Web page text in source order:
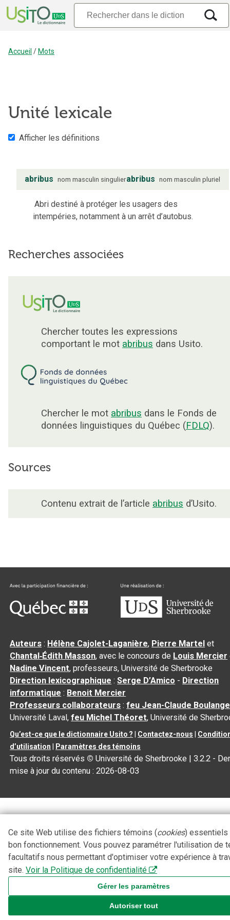
Accueil / Mots
Unité lexicale
Afficher les définitions
abribus nom masculin singulierabribus nom masculin pluriel
Abri destiné à protéger les usagers des
intempéries, notamment à un arrêt d’autobus.
Recherches associées
Chercher toutes les expressions
comportant le mot abribus dans Usito.
Chercher le mot abribus dans le Fonds de
données linguistiques du Québec (FDLQ).
Sources
Contenu extrait de l’article abribus d’Usito.
Auteurs : Hélène Cajolet-Laganière, Pierre Martel et
Chantal‑Édith Masson, avec le concours de Louis Mercier
Nadine Vincent, professeurs, Université de Sherbrooke
Direction lexicographique :Serge D’Amico - Direction
informatique : Benoit Mercier
Professeurs collaborateurs :feu Jean-Claude
Université Laval,feu Michel Théoret, Université de
Qu’est-ce que le dictionnaire Usito ? Contactez-nous
d’utilisation
Paramètres des témoins
Tous droits réservés © Université de Sherbrooke |3.2.2 -
mise à jour du contenu :2026-08-03
Ce site Web utilise des fichiers témoins (cookies) essentiels
bon fonctionnement. Vous pouvez paramétrer l'utilisation de
facultatifs nous permettant d'optimiser votre expérience à
site. Voir la Politique de confidentialité
Gérer les paramètres
Autoriser tout